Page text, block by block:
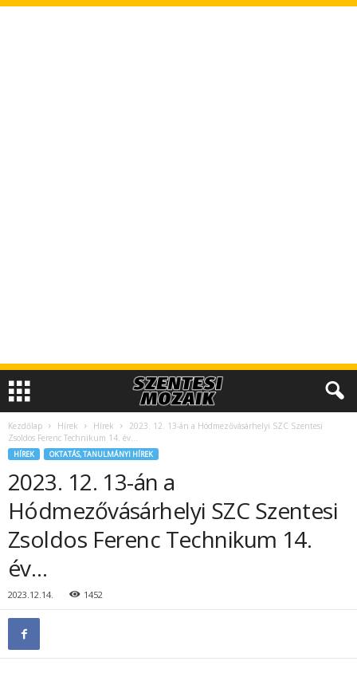
Kezdőlap Hírek Hírek
2023. 12. 13-án a Hódmezővásárhelyi SZC Szentesi
Zsoldos Ferenc Technikum 14. év…
HÍREK OKTATÁS, TANULMÁNYI HÍREK
2023. 12. 13-án a
Hódmezővásárhelyi SZC Szentesi
Zsoldos Ferenc Technikum 14.
év…
2023.12.14. 1452